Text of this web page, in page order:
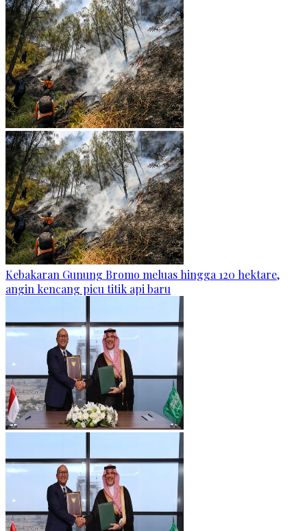
Kebakaran Gunung Bromo meluas hingga 120 hektare,
angin kencang picu titik api baru